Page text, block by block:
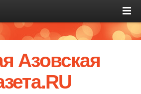
Азовская